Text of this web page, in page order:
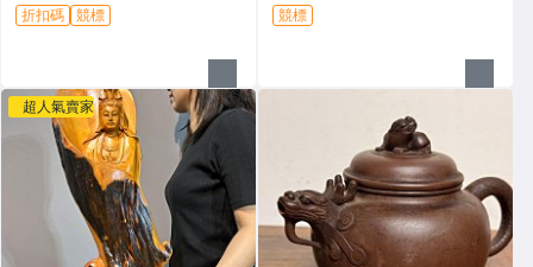
折扣碼 競標 競標
超人氣賣家